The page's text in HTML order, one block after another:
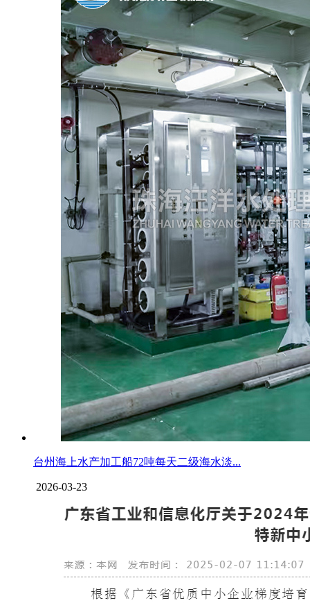
台州海上水产加工船72吨每天二级海水淡...
2026-03-23